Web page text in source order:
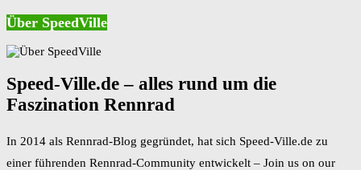
Über SpeedVille
Speed-Ville.de – alles rund um die
Faszination Rennrad
In 2014 als Rennrad-Blog gegründet, hat sich Speed-Ville.de zu
einer führenden Rennrad-Community entwickelt – Join us on our